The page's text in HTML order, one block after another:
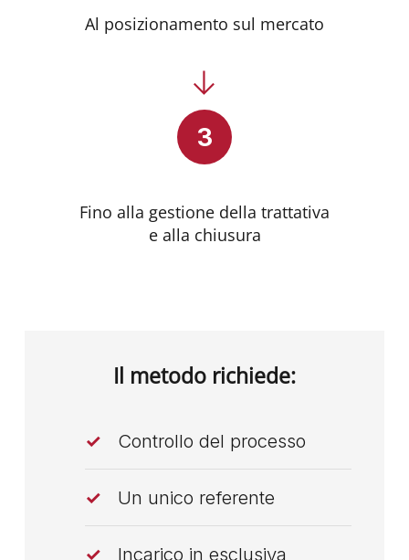
Al posizionamento sul mercato
→
3
Fino alla gestione della trattativa
e alla chiusura
Il metodo richiede:
Controllo del processo
Un unico referente
Incarico in esclusiva